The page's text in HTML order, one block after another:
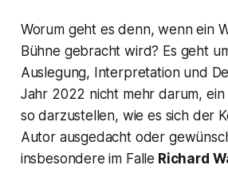
Worum geht es denn, wenn ein
Bühne gebracht wird? Es geht
Auslegung, Interpretation und
Jahr 2022 nicht mehr darum, ein
so darzustellen, wie es sich der
Autor ausgedacht oder
insbesondere im Falle Richard